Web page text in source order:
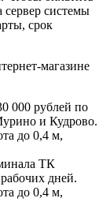
сервер системы
срок
магазине
000 рублей по
и Кудрово.
до 0,4 м,
ТК
дней.
до 0,4 м,